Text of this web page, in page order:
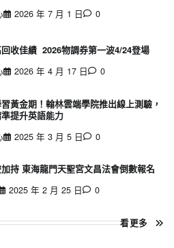
2026 年 7 月 1 日 0
收佳績 2026物調券第一波4/24登場
2026 年 4 月 17 日 0
黃金期！翰林雲端學院推出線上測驗，
提升英語能力
2025 年 3 月 5 日 0
持 東海龍門天聖宮文昌法會倒數報名
2025 年 2 月 25 日 0
看更多